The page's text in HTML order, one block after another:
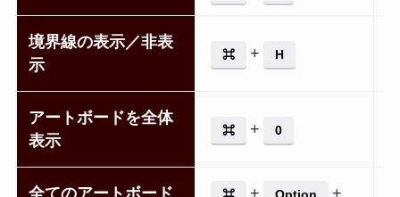
境界線の表示／非表
示
⌘ + H
アートボードを全体
表示
⌘ + 0